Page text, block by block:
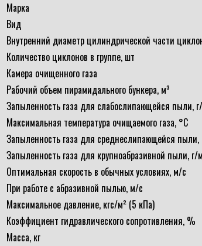
Марка
Вид
Внутренний диаметр цилиндрической части
Количество циклонов в группе, шт
Камера очищенного газа
Рабочий объем пирамидального бункера, м³
Запыленность газа для слабослипающейся пыли,
Максимальная температура очищаемого газа, °С
Запыленность газа для среднеслипающейся пыли,
Запыленность газа для крупноабразивной пыли, г/
Оптимальная скорость в обычных условиях, м/с
При работе с абразивной пылью, м/с
Максимальное давление, кгс/м² (5 кПа)
Коэффициент гидравлического сопротивления, %
Масса, кг